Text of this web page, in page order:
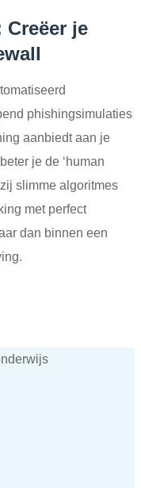
Creëer je
phishingsimulaties
aanbiedt aan je
je de ‘human
slimme algoritmes
met perfect
dan binnen een